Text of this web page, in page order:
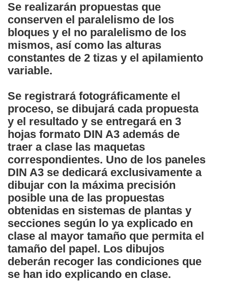
Se realizarán propuestas que
conserven el paralelismo de los
bloques y el no paralelismo de los
mismos, así como las alturas
constantes de 2 tizas y el apilamiento
variable.
Se registrará fotográficamente el
proceso, se dibujará cada propuesta
y el resultado y se entregará en 3
hojas formato DIN A3 además de
traer a clase las maquetas
correspondientes. Uno de los paneles
DIN A3 se dedicará exclusivamente a
dibujar con la máxima precisión
posible una de las propuestas
obtenidas en sistemas de plantas y
secciones según lo ya explicado en
clase al mayor tamaño que permita el
tamaño del papel. Los dibujos
deberán recoger las condiciones que
se han ido explicando en clase.